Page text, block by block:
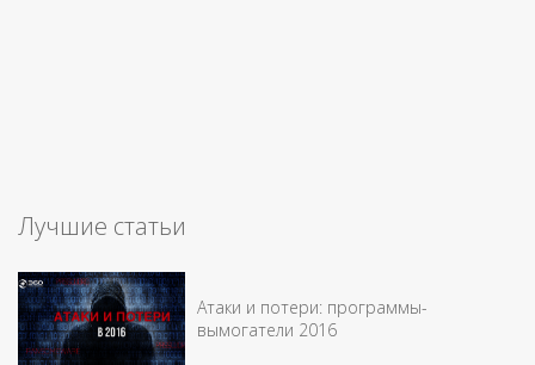
Лучшие статьи
Атаки и потери: программы-
вымогатели 2016